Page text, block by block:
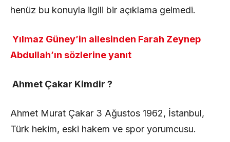
henüz bu konuyla ilgili bir açıklama gelmedi.
Yılmaz Güney’in ailesinden Farah Zeynep
Abdullah’ın sözlerine yanıt
Ahmet Çakar Kimdir ?
Ahmet Murat Çakar 3 Ağustos 1962, İstanbul,
Türk hekim, eski hakem ve spor yorumcusu.